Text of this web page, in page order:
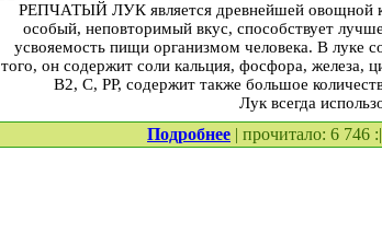
РЕПЧАТЫЙ ЛУК является древнейшей овощной
особый, неповторимый вкус, способствует
усвояемость пищи организмом человека. В луке
того, он содержит соли кальция, фосфора,
В2, С, РР, содержит также большое
Лук всегда
Подробнее | прочитало: 6 746 :|